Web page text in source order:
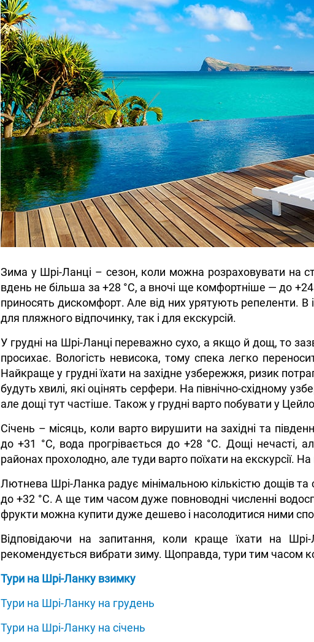
Зима у Шрі-Ланці – сезон, коли можна розраховувати на
вдень не більша за +28 °C, а вночі ще комфортніше — до
приносять дискомфорт. Але від них урятують репеленти.
для пляжного відпочинку, так і для екскурсій.
У грудні на Шрі-Ланці переважно сухо, а якщо й дощ, то
просихає. Вологість невисока, тому спека легко
Найкраще у грудні їхати на західне узбережжя, ризик
будуть хвилі, які оцінять серфери. На північно-східному
але дощі тут частіше. Також у грудні варто побувати у
Січень – місяць, коли варто вирушити на західні та
до +31 °C, вода прогрівається до +28 °C. Дощі нечасті,
районах прохолодно, але туди варто поїхати на екскурсії.
Лютнева Шрі-Ланка радує мінімальною кількістю дощів
до +32 °C. А ще тим часом дуже повноводні численні
фрукти можна купити дуже дешево і насолодитися ними
Відповідаючи на запитання, коли краще їхати на Шрі-
рекомендується вибрати зиму. Щоправда, тури тим часом
Тури на Шрі-Ланку взимку
Тури на Шрі-Ланку на грудень
Тури на Шрі-Ланку на січень